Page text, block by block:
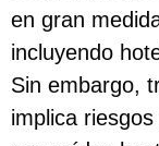
en gran
incluyendo
Sin embargo,
implica